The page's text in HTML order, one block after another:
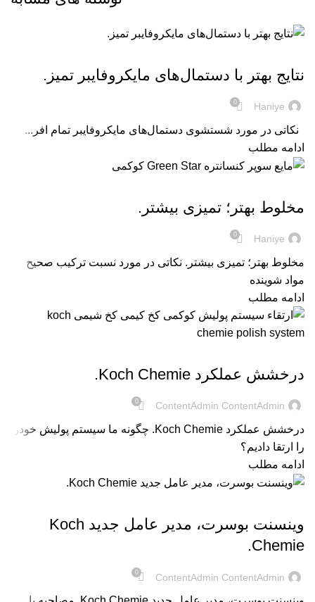
نتایج بهتر با دستمال‌های مایکروفایبر تمیز.
Haniye
0
نکاتی در مورد شستشوی دستمال‌های مایکروفایبر تمام افر...
ادامه مطلب
مخلوط بهتر؛ تمیزی بیشتر.
Haniye
0
مخلوط بهتر؛ تمیزی بیشتر. نکاتی در مورد نسبت ترکیب صحیح
مواد شوینده
ادامه مطلب
درخشش عملکرد Koch Chemie.
ContentAdmin ContentAdmin
0
درخشش عملکرد Koch Chemie. چگونه ما سیستم پولیش خودر
را ارتقا دادیم؟
ادامه مطلب
وینسنت بوسرت، مدیر عامل جدید Koch
Chemie.
ContentAdmin ContentAdmin
0